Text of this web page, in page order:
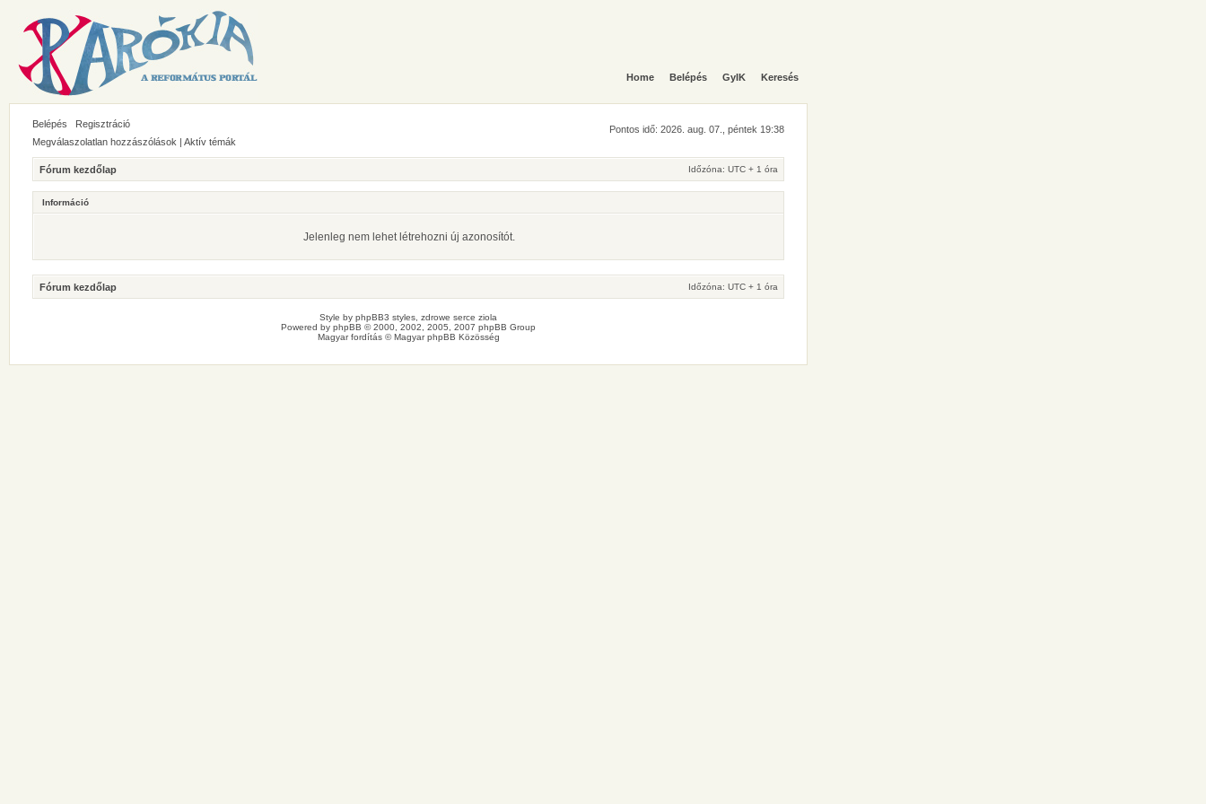
Home Belépés GyIK Keresés
Belépés Regisztráció
Pontos idő: 2026. aug. 07., péntek 19:38
Megválaszolatlan hozzászólások | Aktív témák
Fórum kezdőlap Időzóna: UTC + 1 óra
Információ
Jelenleg nem lehet létrehozni új azonosítót.
Fórum kezdőlap Időzóna: UTC + 1 óra
Style by phpBB3 styles , zdrowe serce ziola
Powered by phpBB © 2000, 2002, 2005, 2007 phpBB Group
Magyar fordítás ©Magyar phpBB Közösség